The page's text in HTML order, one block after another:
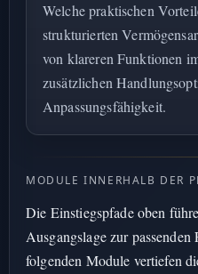
Welche praktischen
strukturierten
von klareren Funktionen
zusätzlichen
Anpassungsfähigkeit.
MODULE INNERHALB DER
Die Einstiegspfade oben
Ausgangslage zur
folgenden Module vertiefen